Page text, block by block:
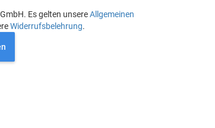
Es gelten unsereAllgemeinen
Widerrufsbelehrung.